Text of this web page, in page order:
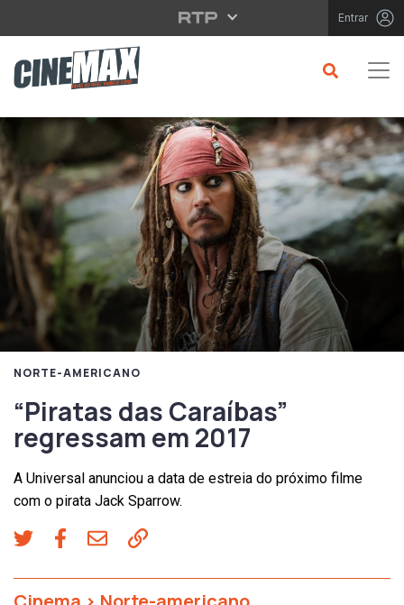
Saltar para o conteúdo principal Entrar
NORTE-AMERICANO
“Piratas das Caraíbas”
regressam em 2017
A Universal anunciou a data de estreia do próximo filme
com o pirata Jack Sparrow.